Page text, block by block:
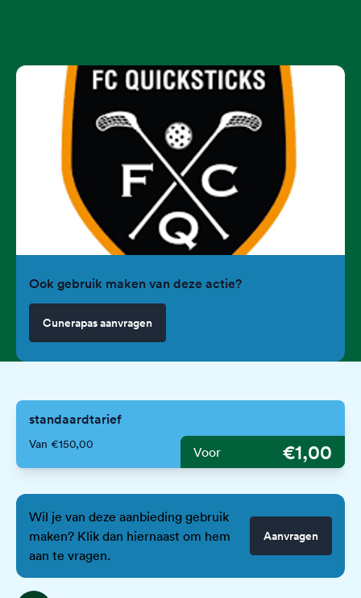
Ook gebruik maken van deze actie?
Cunerapas aanvragen
standaardtarief
Van €150,00 Voor €1,00
Wil je van deze aanbieding gebruik
maken? Klik dan hiernaast om hem
aan te vragen.
Aanvragen